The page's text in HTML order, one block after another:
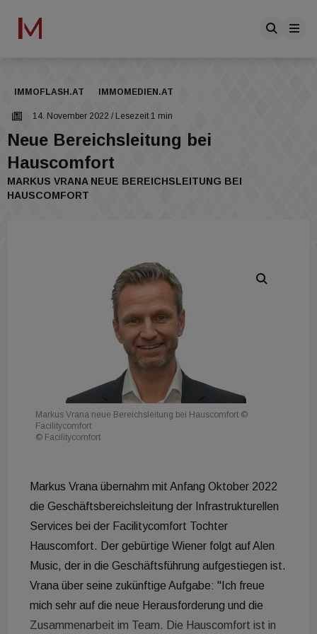
IMMOFLASH.AT IMMOMEDIEN.AT
14. November 2022 / Lesezeit 1 min
Neue Bereichsleitung bei
Hauscomfort
MARKUS VRANA NEUE BEREICHSLEITUNG BEI
HAUSCOMFORT
Markus Vrana neue Bereichsleitung bei Hauscomfort ©
Facilitycomfort
© Facilitycomfort
Markus Vrana übernahm mit Anfang Oktober 2022
die Geschäftsbereichsleitung der Infrastrukturellen
Services bei der Facilitycomfort Tochter
Hauscomfort. Der gebürtige Wiener folgt auf Alen
Music, der in die Geschäftsführung aufgestiegen ist.
Vrana über seine zukünftige Aufgabe: "Ich freue
mich sehr auf die neue Herausforderung und die
Zusammenarbeit im Team. Die Hauscomfort ist in